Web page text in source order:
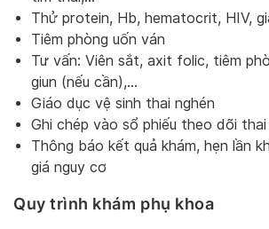
Thử protein, Hb, hematocrit, HIV,
Tiêm phòng uốn ván
Tư vấn: Viên sắt, axit folic, tiêm
giun (nếu cần),…
Giáo dục vệ sinh thai nghén
Ghi chép vào sổ phiếu theo dõi thai
Thông báo kết quả khám, hẹn lần
giá nguy cơ
Quy trình khám phụ khoa